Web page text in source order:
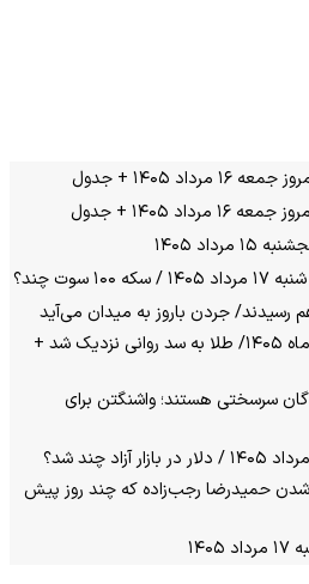
۱۴۰۵ + جدول
۱۴۰۵ + جدول
۱۴۰۵
چند؟
رسیدند/ جردن باروز به میدان می‌آید
قیمت طلا امروز ۱۵ مردادماه ۱۴۰۵/ طلا به سد روانی نزدیک شد +
سرسختی هستند؛ واشنگتن برای
شدن حمیدرضا رجب‌زاده که چند روز پیش